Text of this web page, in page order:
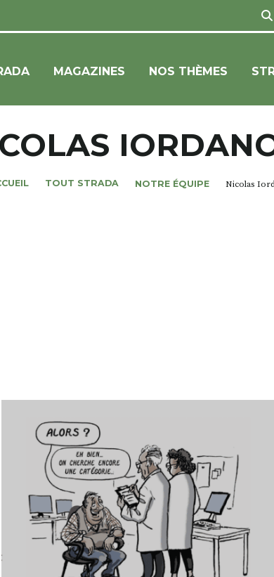
MAGAZINES NOS THÈMES
TOUT STRADA NOTRE ÉQUIPE Nicolas